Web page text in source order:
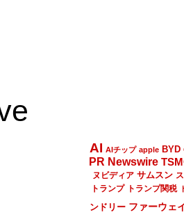
AI AIチップ apple BYD
PR Newswire
ヌビディア サムスン
トランプ
トランプ関税
ンドリー ファーウェ